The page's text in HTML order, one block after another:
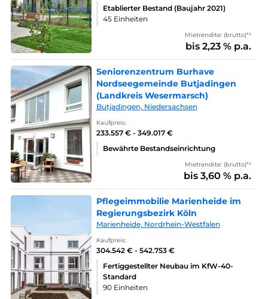
Etablierter Bestand (Baujahr 2021)
45 Einheiten
Mietrendite: (brutto)*¹
bis 2,23 % p.a.
Seniorenzentrum Burhave
Nordseegemeinde Butjadingen
(Landkreis Wesermarsch)
Butjadingen, Niedersachsen
Kaufpreis:
233.557 € - 349.017 €
Bewährte Bestandseinrichtung
Mietrendite: (brutto)*¹
bis 3,60 % p.a.
Pflegeimmobilie Marienheide im
Regierungsbezirk Köln
Marienheide, Nordrhein-Westfalen
Kaufpreis:
304.542 € - 542.753 €
Fertiggestellter Neubau im KfW-40-
Standard
90 Einheiten